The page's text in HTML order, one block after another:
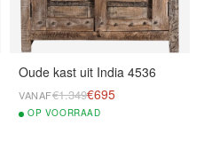
Oude kast uit India 4536
VANAF€1.349€695
OP VOORRAAD